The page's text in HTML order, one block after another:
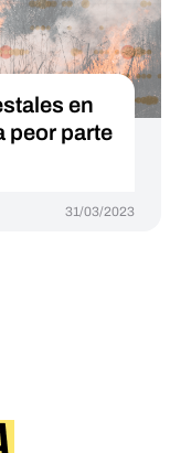
en
peor parte
31/03/2023